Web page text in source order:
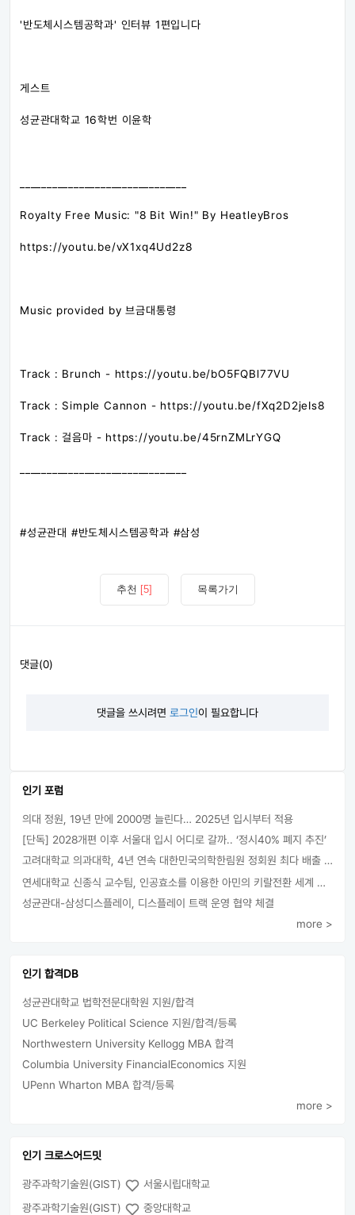
'반도체시스템공학과' 인터뷰 1편입니다
게스트
성균관대학교 16학번 이윤학
Royalty Free Music: "8 Bit Win!" By HeatleyBros
https://youtu.be/vX1xq4Ud2z8​
Music provided by 브금대통령
Track : Brunch - https://youtu.be/bO5FQBl77VU​
Track : Simple Cannon - https://youtu.be/fXq2D2jeIs8​
Track : 걸음마 - https://youtu.be/45rnZMLrYGQ​
#성균관대​ #반도체시스템공학과​ #삼성
추천 [5] 목록가기
댓글(0)
댓글을 쓰시려면 로그인이 필요합니다
인기 포럼
의대 정원, 19년 만에 2000명 늘린다… 2025년 입시부터 적용
[단독] 2028개편 이후 서울대 입시 어디로 갈까.. ‘정시40% 폐지 추진’
고려대학교 의과대학, 4년 연속 대한민국의학한림원 정회원 최다 배출 外
연세대학교 신종식 교수팀, 인공효소를 이용한 아민의 키랄전환 세계 최초로 성공
성균관대-삼성디스플레이, 디스플레이 트랙 운영 협약 체결
more >
인기 합격DB
성균관대학교 법학전문대학원 지원/합격
UC Berkeley Political Science 지원/합격/등록
Northwestern University Kellogg MBA 합격
Columbia University FinancialEconomics 지원
UPenn Wharton MBA 합격/등록
more >
인기 크로스어드밋
광주과학기술원(GIST)
서울시립대학교
광주과학기술원(GIST)
중앙대학교